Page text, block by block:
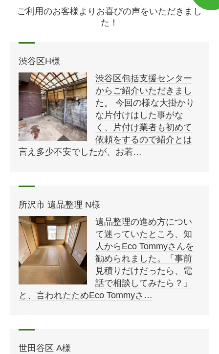
ご利用のお客様よりお喜びの声をいただきまし
た！
渋谷区H様
渋谷区包括支援センター
からご紹介いただきまし
た。 今回の様な大掛かり
な片付けはした事がな
く、片付け業者も初めて
依頼をするので紹介とは
言え多少不安でしたが、お若…
所沢市 遺品整理 N様
遺品整理の進め方につい
て迷っていたところ、知
人からEco Tommyさんを
勧められました。「事前
見積りだけだったら、電
話で相談してみたら？」
と、言われたためEco Tommyさ…
世田谷区 A様